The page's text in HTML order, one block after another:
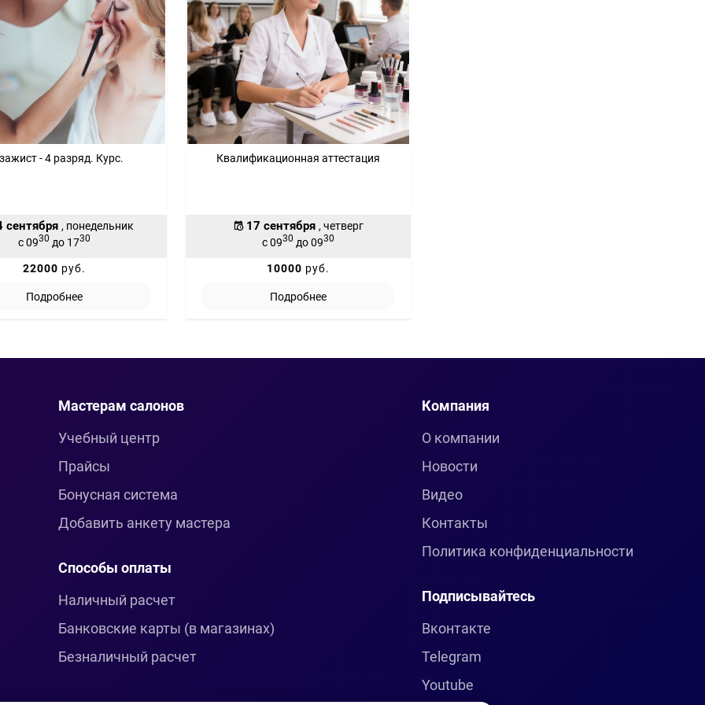
- 4 разряд. Курс.
сентября , понедельник
с 0930 до 1730
22000 руб.
Подробнее
Квалификационная аттестация
17 сентября , четверг
с 0930 до 0930
10000 руб.
Подробнее
Мастерам салонов
Учебный центр
Прайсы
Бонусная система
Добавить анкету мастера
Способы оплаты
Наличный расчет
Банковские карты (в магазинах)
Безналичный расчет
Компания
О компании
Новости
Видео
Контакты
Политика конфиденциальности
Подписывайтесь
Вконтакте
Telegram
Youtube